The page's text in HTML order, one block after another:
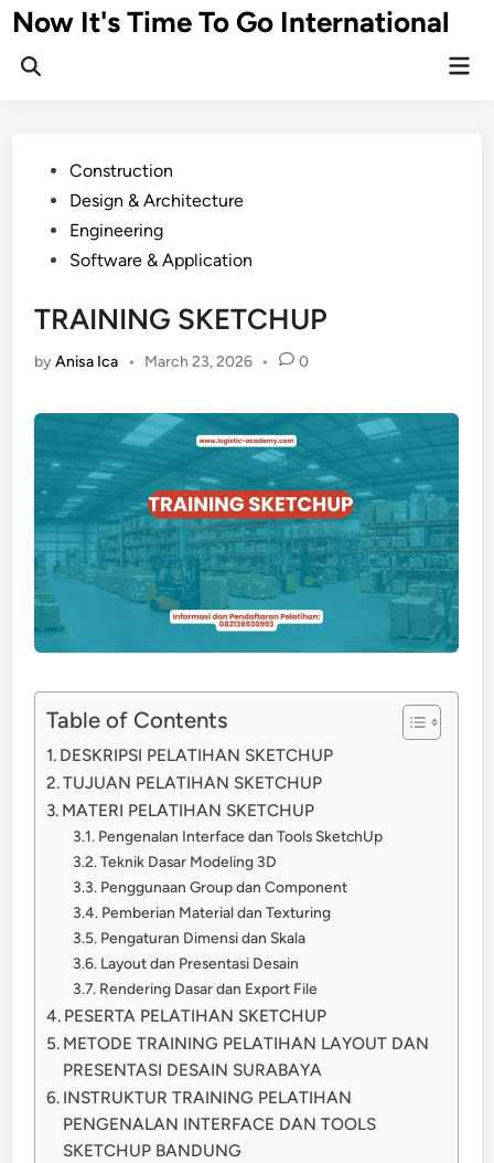
Skip
to
content
Now It's Time To Go International
PostedConstruction
Design & Architecture
Engineering
Software & Application
TRAINING SKETCHUP
byAnisa Ica • March 23, 2026 • 0
Table of Contents
DESKRIPSI PELATIHAN SKETCHUP
TUJUAN PELATIHAN SKETCHUP
MATERI PELATIHAN SKETCHUP
Pengenalan Interface dan Tools SketchUp
Teknik Dasar Modeling 3D
Penggunaan Group dan Component
Pemberian Material dan Texturing
Pengaturan Dimensi dan Skala
Layout dan Presentasi Desain
Rendering Dasar dan Export File
PESERTA PELATIHAN SKETCHUP
METODE TRAINING PELATIHAN LAYOUT DAN
PRESENTASI DESAIN SURABAYA
INSTRUKTUR TRAINING PELATIHAN
PENGENALAN INTERFACE DAN TOOLS
SKETCHUP BANDUNG